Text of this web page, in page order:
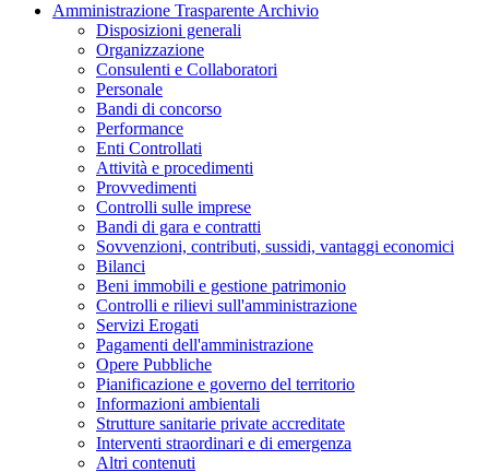
Amministrazione Trasparente Archivio
Disposizioni generali
Organizzazione
Consulenti e Collaboratori
Personale
Bandi di concorso
Performance
Enti Controllati
Attività e procedimenti
Provvedimenti
Controlli sulle imprese
Bandi di gara e contratti
Sovvenzioni, contributi, sussidi, vantaggi economici
Bilanci
Beni immobili e gestione patrimonio
Controlli e rilievi sull'amministrazione
Servizi Erogati
Pagamenti dell'amministrazione
Opere Pubbliche
Pianificazione e governo del territorio
Informazioni ambientali
Strutture sanitarie private accreditate
Interventi straordinari e di emergenza
Altri contenuti